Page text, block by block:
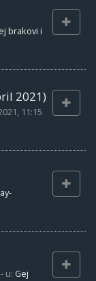
brakovi i
2021)
11:15
- u: Gej